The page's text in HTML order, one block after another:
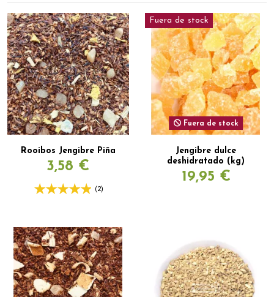
Rooibos Jengibre Piña
3,58 €
(2)
Fuera de stock
Fuera de stock
Jengibre dulce
deshidratado (kg)
19,95 €